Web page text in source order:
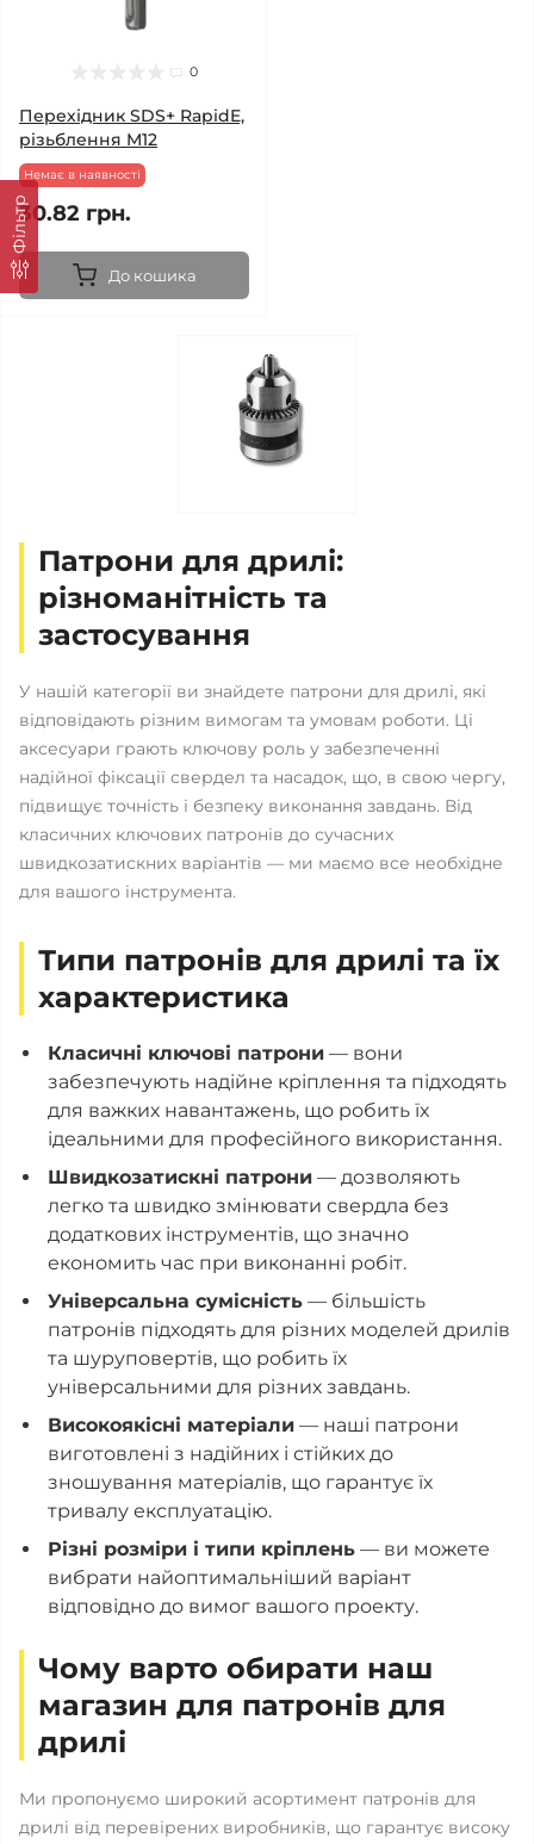
Фільтр
0
Перехідник SDS+ RapidE,
різьблення M12
Немає в наявності
30.82 грн.
До кошика
Патрони для дрилі:
різноманітність та
застосування
У нашій категорії ви знайдете патрони для дрилі, які
відповідають різним вимогам та умовам роботи. Ці
аксесуари грають ключову роль у забезпеченні
надійної фіксації свердел та насадок, що, в свою чергу,
підвищує точність і безпеку виконання завдань. Від
класичних ключових патронів до сучасних
швидкозатискних варіантів — ми маємо все необхідне
для вашого інструмента.
Типи патронів для дрилі та їх
характеристика
Класичні ключові патрони — вони
забезпечують надійне кріплення та підходять
для важких навантажень, що робить їх
ідеальними для професійного використання.
Швидкозатискні патрони — дозволяють
легко та швидко змінювати свердла без
додаткових інструментів, що значно
економить час при виконанні робіт.
Універсальна сумісність — більшість
патронів підходять для різних моделей дрилів
та шуруповертів, що робить їх
універсальними для різних завдань.
Високоякісні матеріали — наші патрони
виготовлені з надійних і стійких до
зношування матеріалів, що гарантує їх
тривалу експлуатацію.
Різні розміри і типи кріплень — ви можете
вибрати найоптимальніший варіант
відповідно до вимог вашого проекту.
Чому варто обирати наш
магазин для патронів для
дрилі
Ми пропонуємо широкий асортимент патронів для
дрилі від перевірених виробників, що гарантує високу